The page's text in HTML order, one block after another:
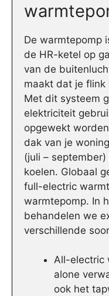
De warmtepomp
de HR-ketel op
van de
maakt dat je flink
Met dit systeem
elektriciteit
opgewekt
dak van je
(juli –
koelen. Globaal
full-electric
warmtepomp. In
behandelen we
verschillende
All-electric
alone
ook het